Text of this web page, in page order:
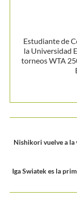
Estudiante de
la Universidad
torneos WTA
Nishikori vuelve a la
Iga Swiatek es la